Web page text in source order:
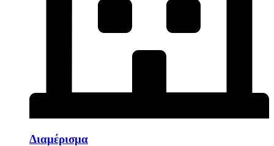
Διαμέρισμα